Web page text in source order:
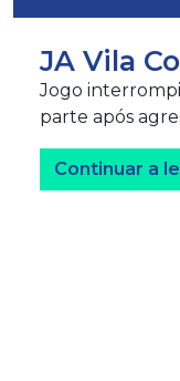
JA Vila
Jogo
parte após
Continuar a